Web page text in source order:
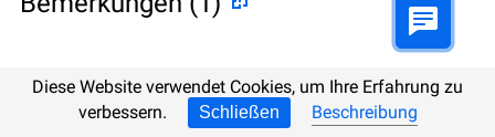
Hetman Software: Data Recovery
Diese Website verwendet Cookies, um Ihre Erfahrung zu
verbessern.
Schließen Beschreibung